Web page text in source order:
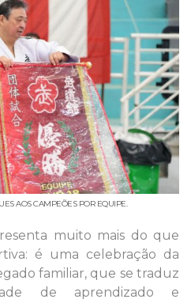
AOS CAMPEÕES POR EQUIPE.
muito mais do que
é uma celebração da
familiar, que se traduz
de aprendizado e